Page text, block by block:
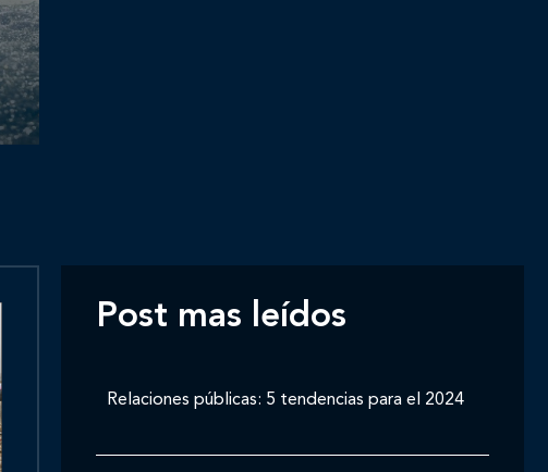
Post mas leídos
Relaciones públicas: 5 tendencias para el 2024